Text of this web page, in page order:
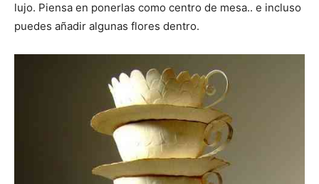
lujo. Piensa en ponerlas como centro de mesa.. e incluso
puedes añadir algunas flores dentro.